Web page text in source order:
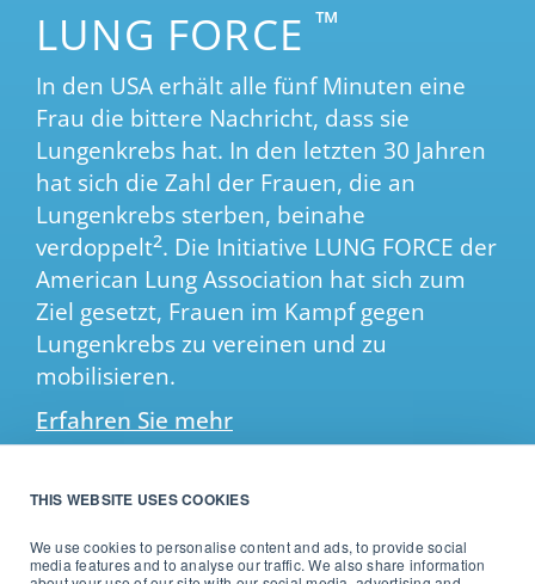
THIS WEBSITE USES COOKIES
We use cookies to personalise content and ads, to provide social
media features and to analyse our traffic. We also share information
LUNG FORCE ™
In den USA erhält alle fünf Minuten eine
Frau die bittere Nachricht, dass sie
Lungenkrebs hat. In den letzten 30 Jahren
hat sich die Zahl der Frauen, die an
Lungenkrebs sterben, beinahe
verdoppelt2. Die Initiative LUNG FORCE der
American Lung Association hat sich zum
Ziel gesetzt, Frauen im Kampf gegen
Lungenkrebs zu vereinen und zu
mobilisieren.
Erfahren Sie mehr
Champions Chess